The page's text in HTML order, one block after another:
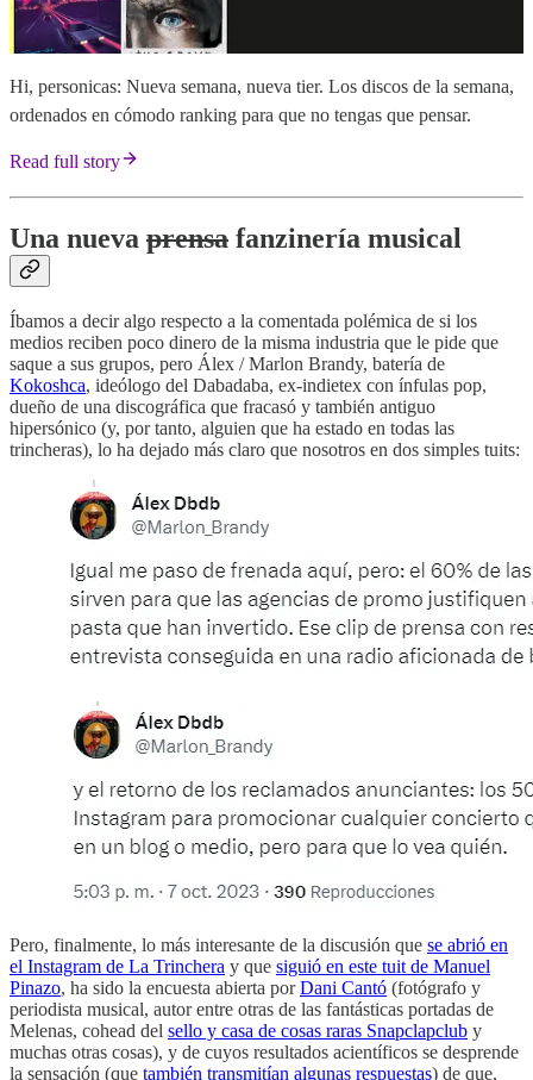
Hi, personicas: Nueva semana, nueva tier. Los discos de la semana,
ordenados en cómodo ranking para que no tengas que pensar.
Read full story
Una nueva prensa fanzinería musical
Íbamos a decir algo respecto a la comentada polémica de si los
medios reciben poco dinero de la misma industria que le pide que
saque a sus grupos, pero Álex / Marlon Brandy, batería de
Kokoshca, ideólogo del Dabadaba, ex-indietex con ínfulas pop,
dueño de una discográfica que fracasó y también antiguo
hipersónico (y, por tanto, alguien que ha estado en todas las
trincheras), lo ha dejado más claro que nosotros en dos simples tuits:
Pero, finalmente, lo más interesante de la discusión que se abrió en
el Instagram de La Trinchera y que siguió en este tuit de Manuel
Pinazo, ha sido la encuesta abierta porDani Cantó (fotógrafo y
periodista musical, autor entre otras de las fantásticas portadas de
Melenas, cohead del sello y casa de cosas raras Snapclapclub y
muchas otras cosas), y de cuyos resultados acientíficos se desprende
la sensación (que también transmitían algunas respuestas) de que,